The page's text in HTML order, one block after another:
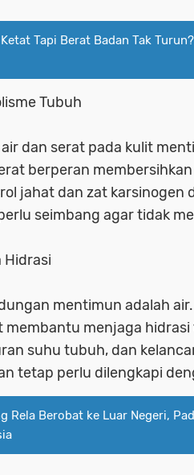
Tapi Berat Badan Tak
Tubuh
dan serat pada kulit
berperan
jahat dan zat karsinogen
seimbang agar tidak
Hidrasi
mentimun adalah
membantu menjaga
suhu tubuh, dan
tetap perlu dilengkapi
Rela Berobat ke Luar Negeri,